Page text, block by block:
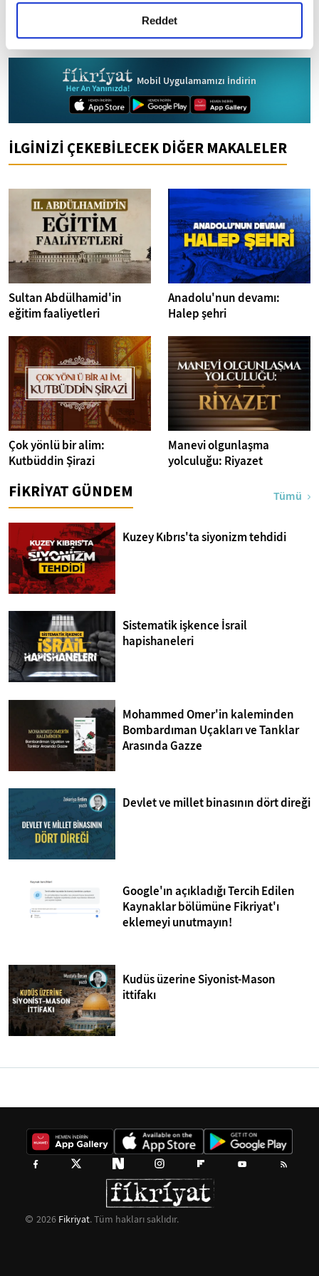
gerçekleştirilen veri işleme faaliyetleri ile ilgili daha
detaylı bilgi almak için lütfentıklayınız.
Reddet
Gazze
Mobil Uygulamamızı İndirin
İLGİNİZİ ÇEKEBİLECEK DİĞER MAKALELER
Sultan Abdülhamid'in
eğitim faaliyetleri
Anadolu'nun devamı:
Halep şehri
Çok yönlü bir alim:
Kutbüddin Şirazi
Manevi olgunlaşma
yolculuğu: Riyazet
FİKRİYAT GÜNDEM Tümü
Kuzey Kıbrıs'ta siyonizm tehdidi
Sistematik işkence İsrail
hapishaneleri
Mohammed Omer'in kaleminden
Bombardıman Uçakları ve Tanklar
Arasında Gazze
Devlet ve millet binasının dört direği
Google'ın açıkladığı Tercih Edilen
Kaynaklar bölümüne Fikriyat'ı
eklemeyi unutmayın!
Kudüs üzerine Siyonist-Mason
ittifakı
2026 Fikriyat. Tüm hakları saklıdır.